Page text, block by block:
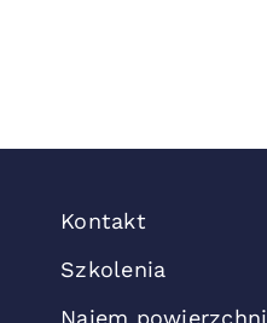
Kontakt
Szkolenia
Najem powierzchni